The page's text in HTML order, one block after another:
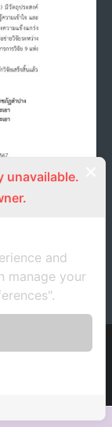
พัฒนา
นที่ 2
unavailable.
and
manage your